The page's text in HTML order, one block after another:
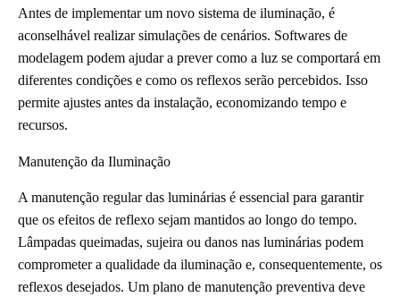
Antes de implementar um novo sistema de iluminação, é
aconselhável realizar simulações de cenários. Softwares de
modelagem podem ajudar a prever como a luz se comportará em
diferentes condições e como os reflexos serão percebidos. Isso
permite ajustes antes da instalação, economizando tempo e
recursos.
Manutenção da Iluminação
A manutenção regular das luminárias é essencial para garantir
que os efeitos de reflexo sejam mantidos ao longo do tempo.
Lâmpadas queimadas, sujeira ou danos nas luminárias podem
comprometer a qualidade da iluminação e, consequentemente, os
reflexos desejados. Um plano de manutenção preventiva deve